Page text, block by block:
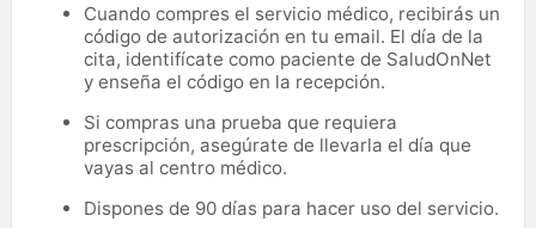
Cuando compres el servicio médico, recibirás un
código de autorización en tu email. El día de la
cita, identifícate como paciente de SaludOnNet
y enseña el código en la recepción.
Si compras una prueba que requiera
prescripción, asegúrate de llevarla el día que
vayas al centro médico.
Dispones de 90 días para hacer uso del servicio.